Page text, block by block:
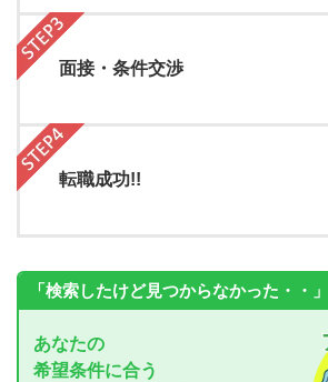
面接・条件交渉
転職成功!!
「検索したけど見つからなかった・・」
あなたの
希望条件に合う